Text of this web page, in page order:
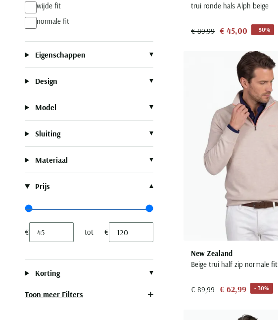
wijde fit
normale fit
Eigenschappen
Design
Model
Sluiting
Materiaal
Prijs
Range slider min value
Range slider max value
Minimum value input
€ tot
Maximum value input
€
Korting
Toon meer Filters
trui ronde hals Alph beige
€ 89,99 € 45,00 - 50%
New Zealand
Beige trui half zip normale fit
€ 89,99 € 62,99 - 30%